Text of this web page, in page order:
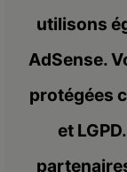
utilisons
AdSense.
protégées
et